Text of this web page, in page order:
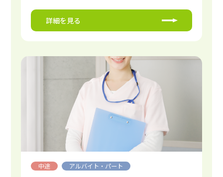
詳細を見る
中途 アルバイト・パート